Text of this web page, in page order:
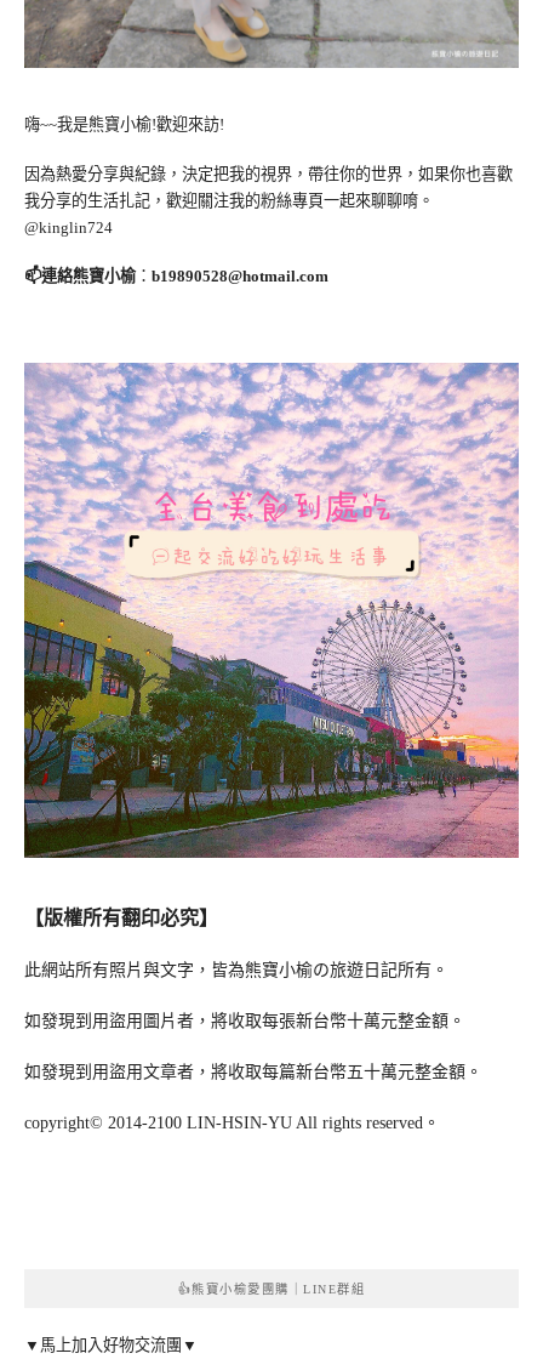
嗨~~我是熊寶小榆!歡迎來訪!
因為熱愛分享與紀錄，決定把我的視界，帶往你的世界，如果你也喜歡
我分享的生活扎記，歡迎關注我的粉絲專頁一起來聊聊唷。
@kinglin724
📫連絡熊寶小榆： b19890528@hotmail.com
【版權所有翻印必究】
此網站所有照片與文字，皆為熊寶小榆の旅遊日記所有。
如發現到用盜用圖片者，將收取每張新台幣十萬元整金額。
如發現到用盜用文章者，將收取每篇新台幣五十萬元整金額。
copyright© 2014-2100 LIN-HSIN-YU All rights reserved。
👍熊寶小榆愛團購｜LINE群組
▼馬上加入好物交流團▼